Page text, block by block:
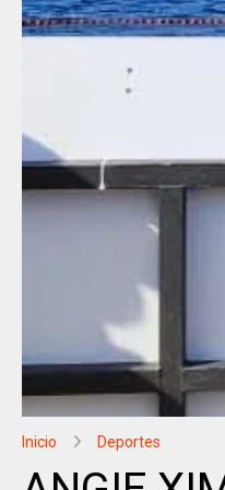
Inicio Deportes